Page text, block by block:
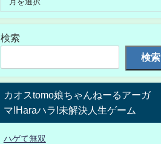
検索
検索
カオスtomo娘ちゃんねーるアーガ
マ!Haraハラ!未解決人生ゲーム
ハゲて無双